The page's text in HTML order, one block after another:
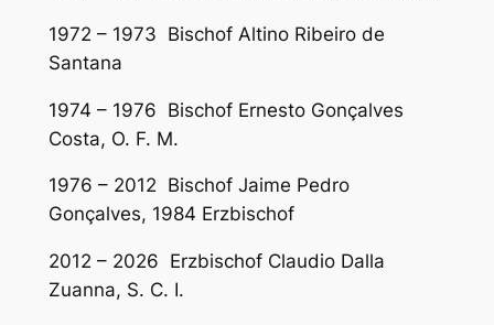
1972 – 1973 Bischof Altino Ribeiro de
Santana
1974 – 1976 Bischof Ernesto Gonçalves
Costa, O. F. M.
1976 – 2012 Bischof Jaime Pedro
Gonçalves, 1984 Erzbischof
2012 – 2026 Erzbischof Claudio Dalla
Zuanna, S. C. I.